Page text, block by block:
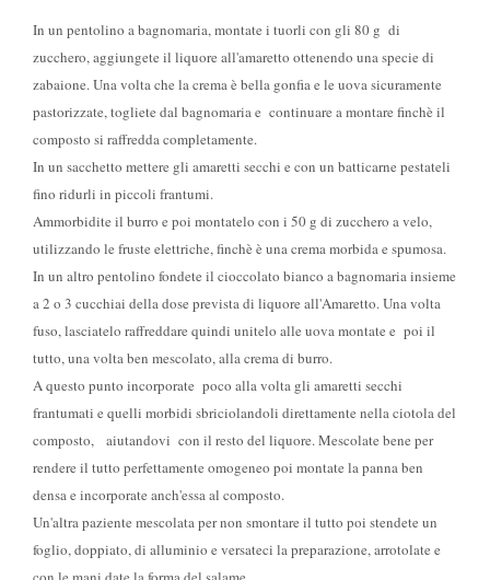
In un pentolino a bagnomaria, montate i tuorli con gli 80 g di
zucchero, aggiungete il liquore all'amaretto ottenendo una specie di
zabaione. Una volta che la crema è bella gonfia e le uova sicuramente
pastorizzate, togliete dal bagnomaria e continuare a montare finchè il
composto si raffredda completamente.
In un sacchetto mettere gli amaretti secchi e con un batticarne pestateli
fino ridurli in piccoli frantumi.
Ammorbidite il burro e poi montatelo con i 50 g di zucchero a velo,
utilizzando le fruste elettriche, finchè è una crema morbida e spumosa.
In un altro pentolino fondete il cioccolato bianco a bagnomaria insieme
a 2 o 3 cucchiai della dose prevista di liquore all'Amaretto. Una volta
fuso, lasciatelo raffreddare quindi unitelo alle uova montate e poi il
tutto, una volta ben mescolato, alla crema di burro.
A questo punto incorporate poco alla volta gli amaretti secchi
frantumati e quelli morbidi sbriciolandoli direttamente nella ciotola del
composto, aiutandovi con il resto del liquore. Mescolate bene per
rendere il tutto perfettamente omogeneo poi montate la panna ben
densa e incorporate anch'essa al composto.
Un'altra paziente mescolata per non smontare il tutto poi stendete un
foglio, doppiato, di alluminio e versateci la preparazione, arrotolate e